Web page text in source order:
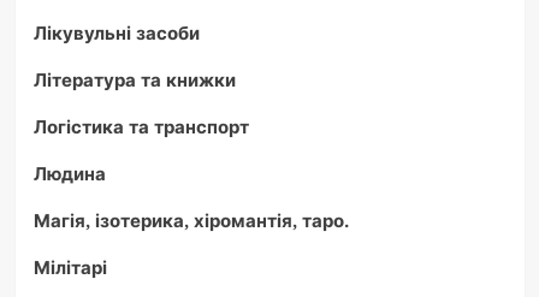
Лікувульні засоби
Література та книжки
Логістика та транспорт
Людина
Магія, ізотерика, хіромантія, таро.
Мілітарі